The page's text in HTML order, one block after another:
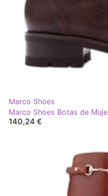
Marco Shoes
Marco Shoes Botas de
140,24 €